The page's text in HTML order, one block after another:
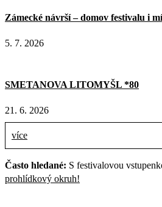
Zámecké návrší – domov festivalu i
5. 7. 2026
SMETANOVA LITOMYŠL *80
21. 6. 2026
více
Často hledané: S festivalovou
prohlídkový okruh!